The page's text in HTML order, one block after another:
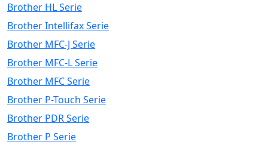
Brother HL Serie
Brother Intellifax Serie
Brother MFC-J Serie
Brother MFC-L Serie
Brother MFC Serie
Brother P-Touch Serie
Brother PDR Serie
Brother P Serie